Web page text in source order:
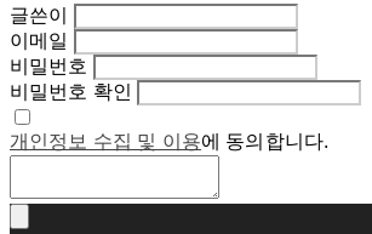
글쓴이
이메일
비밀번호
비밀번호 확인
개인정보 수집 및 이용에 동의합니다.